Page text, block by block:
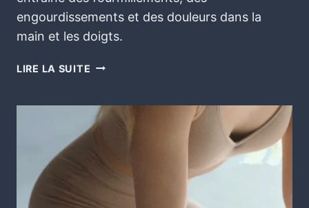
engourdissements et des douleurs dans la
main et les doigts.
LIRE LA SUITE